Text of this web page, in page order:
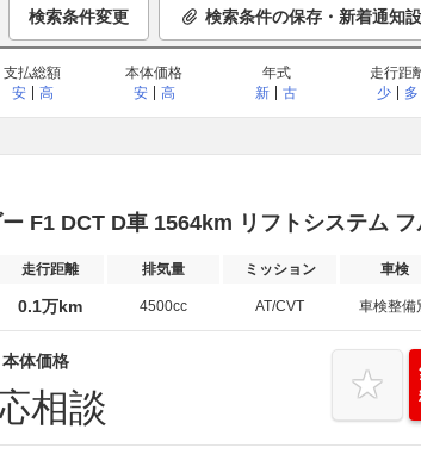
検索条件変更 検索条件の保存・新着通知
支払総額
安
高
本体価格
安
高
年式
新
古
走行距
少
多
F1 DCT D車 1564km リフトシステム フ
走行距離 排気量 ミッション 車検
0.1万km 4500cc AT/CVT 車検整備
本体価格
相談